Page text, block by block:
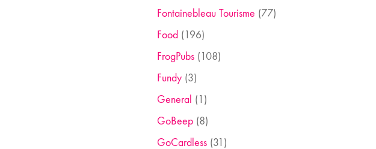
Fontainebleau Tourisme (77)
Food (196)
FrogPubs(108)
Fundy(3)
General (1)
GoBeep(8)
GoCardless(31)